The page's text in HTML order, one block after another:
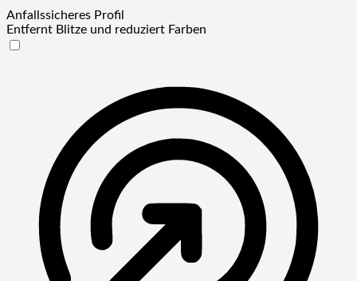
Anfallssicheres Profil
Entfernt Blitze und reduziert Farben